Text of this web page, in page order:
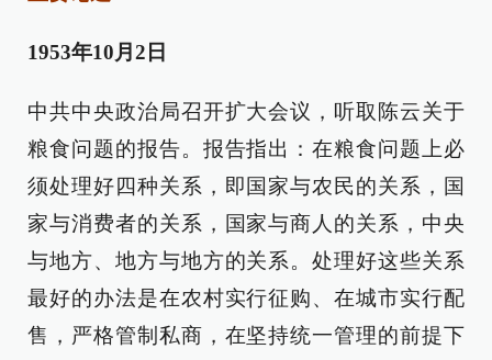
1953年10月2日
中共中央政治局召开扩大会议，听取陈云关于
粮食问题的报告。报告指出：在粮食问题上必
须处理好四种关系，即国家与农民的关系，国
家与消费者的关系，国家与商人的关系，中央
与地方、地方与地方的关系。处理好这些关系
最好的办法是在农村实行征购、在城市实行配
售，严格管制私商，在坚持统一管理的前提下